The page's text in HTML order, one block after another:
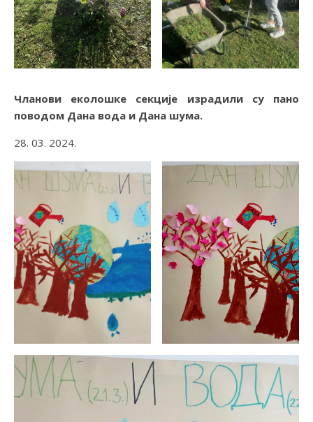
Чланови еколошке секције израдили су пано
поводом Дана вода и Дана шума.
28. 03. 2024.